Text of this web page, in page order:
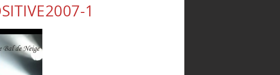
1